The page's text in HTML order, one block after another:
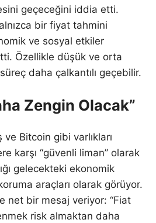
geçeceğini iddia etti.
bir fiyat tahmini
ve sosyal etkiler
Özellikle düşük ve orta
daha çalkantılı geçebilir.
Zengin Olacak”
Bitcoin gibi varlıkları
karşı “güvenli liman” olarak
gelecekteki ekonomik
araçları olarak görüyor.
net bir mesaj veriyor: “Fiat
risk almaktan daha